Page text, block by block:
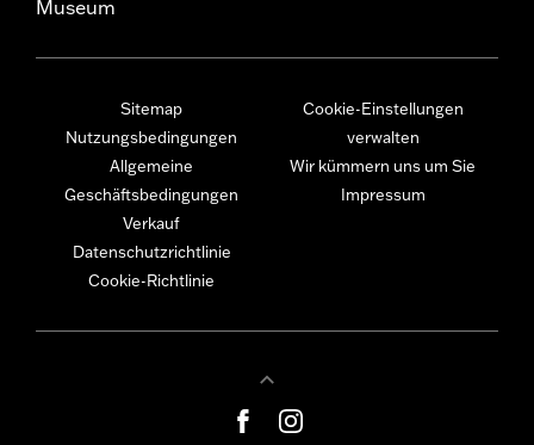
Museum
Sitemap
Nutzungsbedingungen
Allgemeine
Geschäftsbedingungen
Verkauf
Datenschutzrichtlinie
Cookie-Richtlinie
Cookie-Einstellungen
verwalten
Wir kümmern uns um Sie
Impressum